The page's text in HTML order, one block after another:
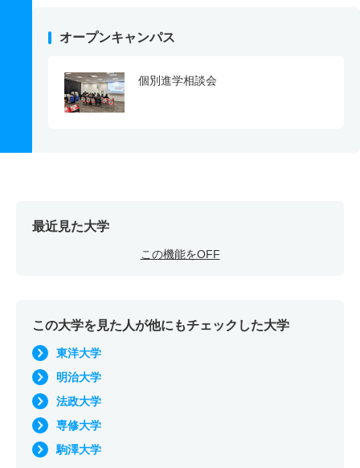
オープンキャンパス
個別進学相談会
最近見た大学
この機能をOFF
この大学を見た人が他にもチェックした大学
東洋大学
明治大学
法政大学
専修大学
駒澤大学